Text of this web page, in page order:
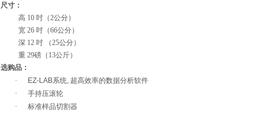
尺寸：
高 10 吋 （2公分）
宽 26 吋 （66公分）
深 12 吋 （25公分）
重 29磅 （13公斤）
选购品：
· EZ-LAB系统, 超高效率的数据分析软件
· 手持压滚轮
· 标准样品切割器